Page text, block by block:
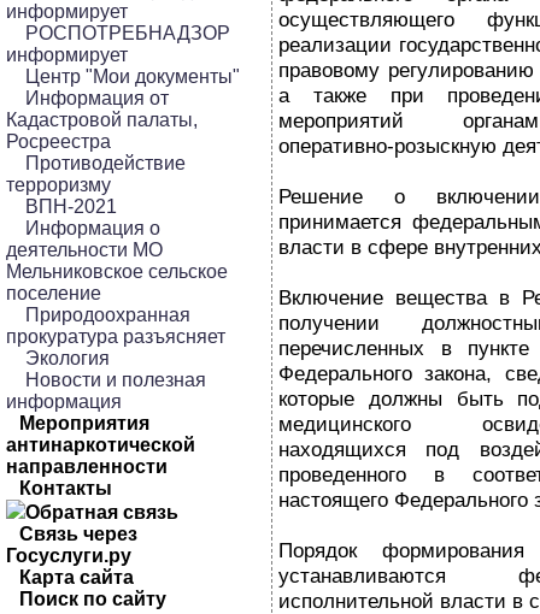
информирует
РОСПОТРЕБНАДЗОР
информирует
Центр "Мои документы"
Информация от
Кадастровой палаты,
Росреестра
Противодействие
терроризму
ВПН-2021
Информация о
деятельности МО
Мельниковское сельское
поселение
Природоохранная
прокуратура разъясняет
Экология
Новости и полезная
информация
Мероприятия
антинаркотической
направленности
Контакты
Обратная связь
Связь через
Госуслуги.ру
Карта сайта
Поиск по сайту
осуществляющего
реализации
правовому
а также при
мероприятий
оперативно-розыскную
Решение о
принимается
власти в сфере
Включение вещества в
получении
перечисленных в
Федерального закона,
которые должны быть
медицинского
находящихся под
проведенного в
настоящего Федерального
Порядок
устанавливаются
исполнительной власти в